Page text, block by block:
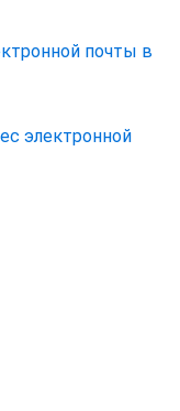
почты в
электронной